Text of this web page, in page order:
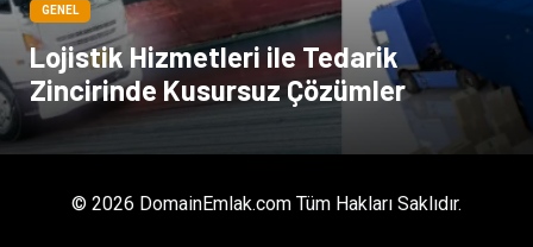
GENEL
Lojistik Hizmetleri ile Tedarik
Zincirinde Kusursuz Çözümler
© 2026 DomainEmlak.com Tüm Hakları Saklıdır.